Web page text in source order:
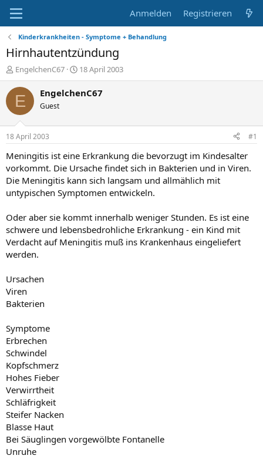
Anmelden Registrieren
Kinderkrankheiten - Symptome + Behandlung
Hirnhautentzündung
E
r
s
e
r
EngelchenC67
E
r
s
t
a
18 April 2003
E EngelchenC67
Guest
18 April 2003 #1
Meningitis ist eine Erkrankung die bevorzugt im Kindesalter
vorkommt. Die Ursache findet sich in Bakterien und in Viren.
Die Meningitis kann sich langsam und allmählich mit
untypischen Symptomen entwickeln.
Oder aber sie kommt innerhalb weniger Stunden. Es ist eine
schwere und lebensbedrohliche Erkrankung - ein Kind mit
Verdacht auf Meningitis muß ins Krankenhaus eingeliefert
werden.
Ursachen
Viren
Bakterien
Symptome
Erbrechen
Schwindel
Kopfschmerz
Hohes Fieber
Verwirrtheit
Schläfrigkeit
Steifer Nacken
Blasse Haut
Bei Säuglingen vorgewölbte Fontanelle
Unruhe